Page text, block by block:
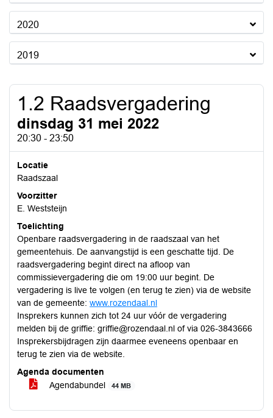
2020
2019
1.2 Raadsvergadering
dinsdag 31 mei 2022
20:30 - 23:50
Locatie
Raadszaal
Voorzitter
E. Weststeijn
Toelichting
Openbare raadsvergadering in de raadszaal van het
gemeentehuis. De aanvangstijd is een geschatte tijd. De
raadsvergadering begint direct na afloop van
commissievergadering die om 19:00 uur begint. De
vergadering is live te volgen (en terug te zien) via de website
van de gemeente: www.rozendaal.nl
Insprekers kunnen zich tot 24 uur vóór de vergadering
melden bij de griffie: griffie@rozendaal.nl of via 026-3843666
Insprekersbijdragen zijn daarmee eveneens openbaar en
terug te zien via de website.
Agenda documenten
Agendabundel
44 MB